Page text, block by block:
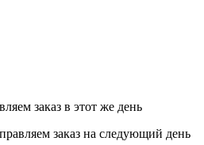
заказ в этот же день
заказ на следующий день